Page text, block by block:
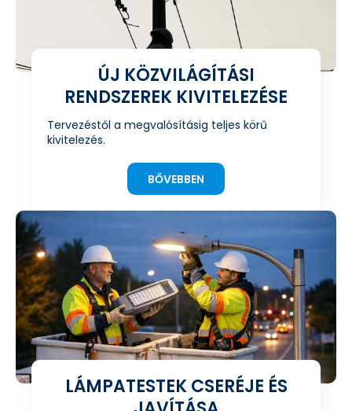
ÚJ KÖZVILÁGÍTÁSI
RENDSZEREK KIVITELEZÉSE
Tervezéstől a megvalósításig teljes körű
kivitelezés.
BŐVEBBEN
LÁMPATESTEK CSERÉJE ÉS